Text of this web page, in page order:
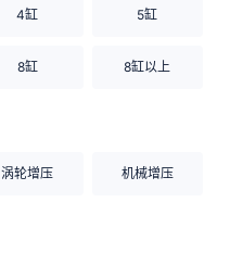
4缸 5缸
8缸 8缸以上
涡轮增压 机械增压